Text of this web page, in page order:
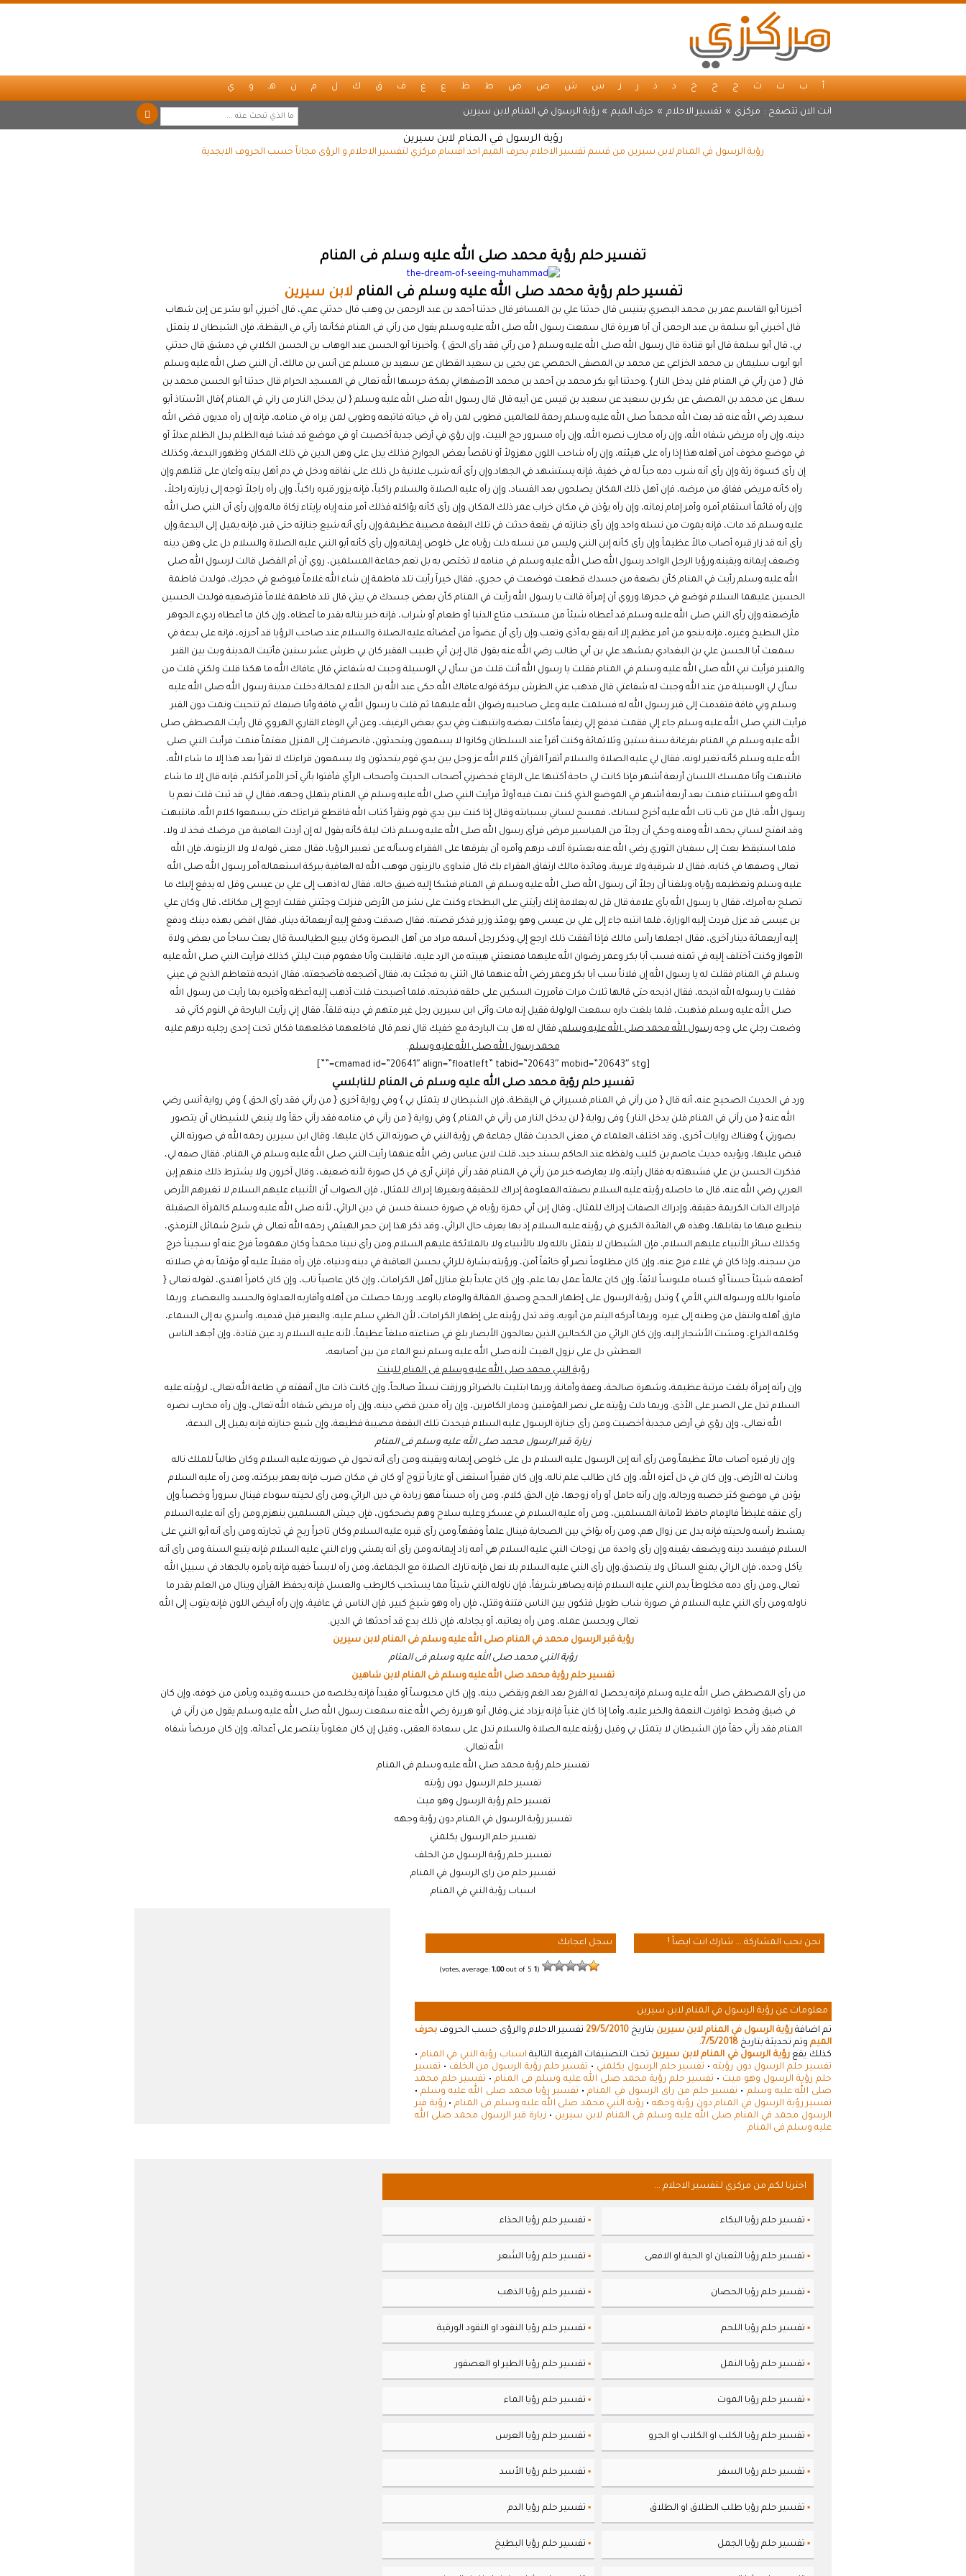
أ ب ت ث ج ح خ د ذ ر ز س ش ص ض ط ظ ع غ ف ق ك ل م ن هـ و ي
انت الان تتصفح : مركزي » تفسير الاحلام » حرف الميم » رؤية الرسول في المنام لابن سيرين
رؤية الرسول في المنام لابن سيرين
رؤية الرسول في المنام لابن سيرين من قسم تفسير الاحلام بحرف الميم احد اقسام مركزي لتفسير الاحلام و الرؤى مجاناً حسب الحروف الابجدية
تفسير حلم رؤية محمد صلى الله عليه وسلم فى المنام
تفسير حلم رؤية محمد صلى الله عليه وسلم فى المنام لابن سيرين
أخبرنا أبو القاسم عمر بن محمد البصري بتنيس قال حدثنا علي بن المسافر قال حدثنا أحمد بن عبد الرحمن بن وهب قال حدثني عمي، قال أخبرني أبو بشر عن إبن شهاب
قال أخبرني أبو سلمة بن عبد الرحمن أن أبا هريرة قال سمعت رسول الله صلى الله عليه وسلم يقول من رآني في المنام فكأنما رآني في اليقظة، فإن الشيطان لا يتمثل
بي، قال أبو سلمة قال أبو قتادة قال رسول الله صلى الله عليه وسلم { من رآني فقد رأى الحق } .وأخبرنا أبو الحسن عبد الوهاب بن الحسن الكلابي في دمشق قال حدثني
أبو أيوب سليمان بن محمد الخزاعي عن محمد بن المصفى الحمصي عن يحيى بن سعيد القطان عن سعيد بن مسلم عن أنس بن مالك، أن النبي صلى الله عليه وسلم
قال { من رآني في المنام فلن يدخل النار } .وحدثنا أبو بكر محمد بن أحمد بن محمد الأصفهاني بمكة حرسها الله تعالى في المسجد الحرام قال حدثنا أبو الحسن محمد بن
سهل عن محمد بن المصفى عن بكر بن سعيد عن سعيد بن قيس عن أبيه قال قال رسول الله صلى الله عليه وسلم { لن يدخل النار من راني في المنام }قال الأستاذ أبو
سعيد رضي الله عنه قد بعث الله محمداً صلى الله عليه وسلم رحمة للعالمين فطوبى لمن رآه في حياته فاتبعه وطوبى لمن يراه في منامه، فإنه إن رآه مديون قضى الله
دينه، وإن رآه مريض شفاه الله، وإن رآه محارب نصره الله، وإن رآه مسرور حج البيت، وإن رؤي في أرض جدبة أخصبت أو في موضع قد فشا فيه الظلم بدل الظلم عدلاً أو
في موضع مخوف أمن أهله هذا إذا رآه على هيئته، وإن رآه شاحب اللون مهزولاً أو ناقصاً بعض الجوارح فذلك يدل على وهن الدين في ذلك المكان وظهور البدعة، وكذلك
إن رأى كسوة رثة.وإن رأى أنه شرب دمه حباً له في خفية، فإنه يستشهد في الجهاد.وإن رأى أنه شرب علانية دل ذلك على نفاقه ودخل في دم أهل بيته وأعان على قتلهم.وإن
رآه كأنه مريض ففاق من مرضه، فإن أهل ذلك المكان يصلحون بعد الفساد، وإن رآه عليه الصلاة والسلام راكباً، فإنه يزور قبره راكباً، وإن رآه راجلاً توجه إلى زيارته راجلاً،
وإن رآه قائماً استقام أمره وأمر إمام زمانه، وإن رآه يؤذن في مكان خراب عمر ذلك المكان.وإن رأى كأنه يؤاكله فذلك أمر منه إياه بإيتاء زكاة ماله.وإن رأى أن النبي صلى الله
عليه وسلم قد مات، فإنه يموت من نسله واحد.وإن رأى جنازته في بقعة حدثت في تلك البقعة مصيبة عظيمة.وإن رأى أنه شيع جنازته حتى قبر، فإنه يميل إلى البدعة.وإن
رأى أنه قد زار قبره أصاب مالاً عظيماً.وإن رأى كأنه إبن النبي وليس من نسله دلت رؤياه على خلوص إيمانه.وإن رأى كأنه أبو النبي عليه الصلاة والسلام دل على وهن دينه
وضعف إيمانه ويقينه.ورؤيا الرجل الواحد رسول الله صلى الله عليه وسلم في منامه لا تختص به بل تعم جماعة المسلمين، روي أن أم الفضل قالت لرسول الله صلى
الله عليه وسلم رأيت في المنام كأن بضعة من جسدك قطعت فوضعت في حجري، فقال خيراً رأيت تلد فاطمة إن شاء الله غلاماً فيوضع في حجرك، فولدت فاطمة
الحسين عليهما السلام فوضع في حجرها.وروي أن إمرأة قالت يا رسول الله رأيت في المنام كأن بعض جسدك في بيتي قال تلد فاطمة غلاماً فترضعيه فولدت الحسين
فأرضعته.وإن رأى النبي صلى الله عليه وسلم قد أعطاه شيئاً من مستحب متاع الدنيا أو طعام أو شراب، فإنه خير يناله بقدر ما أعطاه، وإن كان ما أعطاه رديء الجوهر
مثل البطيخ وغيره، فإنه ينجو من أمر عظيم إلا أنه يقع به أذى وتعب.وإن رأى أن عضواً من أعضائه عليه الصلاة والسلام عند صاحب الرؤيا قد أحرزه، فإنه على بدعة في
سمعت أبا الحسن علي بن البغدادي بمشهد علي بن أبي طالب رضي الله عنه يقول قال إبن أبي طبيب الفقير كان بي طرش عشر سنين فأتيت المدينة وبت بين القبر
والمنبر فرأيت نبي الله صلى الله عليه وسلم في المنام فقلت يا رسول الله أنت قلت من سأل لي الوسيلة وجبت له شفاعتي قال عافاك الله ما هكذا قلت ولكني قلت من
سأل لي الوسيلة من عند الله وجبت له شفاعتي قال فذهب عني الطرش ببركة قوله عافاك الله.حكى عبد الله بن الجلاء لمحالة دخلت مدينة رسول الله صلى الله عليه
وسلم وبي فاقة فتقدمت إلى قبر رسول الله له فسلمت عليه وعلى صاحبيه رضوان الله عليهما ثم قلت يا رسول الله بي فاقة وأنا ضيفك ثم تنحيت ونمت دون القبر
فرأيت النبي صلى الله عليه وسلم جاء إلي فقمت فدفع إلي رغيفاً فأكلت بعضه وانتبهت وفي يدي بعض الرغيف، وعن أبي الوفاء القاري الهروي قال رأيت المصطفى صلى
الله عليه وسلم في المنام بفرغانة سنة ستين وثلاثمائة وكنت أقرأ عند السلطان وكانوا لا يسمعون ويتحدثون، فانصرفت إلى المنزل مغتماً فنمت فرأيت النبي صلى
الله عليه وسلم كأنه تغير لونه، فقال لي عليه الصلاة والسلام أتقرأ القرآن كلام الله عز وجل بين يدي قوم يتحدثون ولا يسمعون قراءتك لا تقرأ بعد هذا إلا ما شاء الله،
فانتبهت وأنا ممسك اللسان أربعة أشهر فإذا كانت لي حاجة أكتبها على الرقاع فحضرني أصحاب الحديث وأصحاب الرأي فأفتوا بأني آخر الأمر أتكلم، فإنه قال إلا ما شاء
الله وهو استثناء فنمت بعد أربعة أشهر في الموضع الذي كنت نمت فيه أولاً فرأيت النبي صلى الله عليه وسلم في المنام يتهلل وجهه، فقال لي قد ثبت قلت نعم يا
رسول الله، قال من تاب تاب الله عليه أخرج لسانك، فمسح لساني بسبابته وقال إذا كنت بين يدي قوم وتقرأ كتاب الله فاقطع قراءتك حتى يسمعوا كلام الله، فانتبهت
وقد انفتح لساني بحمد الله ومنه.وحكي أن رجلاً من المياسير مرض فرأى رسول الله صلى الله عليه وسلم ذات ليلة كأنه يقول له إن أردت العافية من مرضك فخذ لا ولا،
فلما استيقظ بعث إلى سفيان الثوري رضي الله عنه بعشرة آلاف درهم وأمره أن يفرقها على الفقراء وسأله عن تعبير الرؤيا، فقال معنى قوله لا ولا الزيتونة، فإن الله
تعالى وصفها في كتابه، فقال لا شرقية ولا غربية، وفائدة مالك ارتفاق الفقراء بك قال فتداوى بالزيتون فوهب الله له العافية ببركة استعماله أمر رسول الله صلى الله
عليه وسلم وتعظيمه رؤياه.وبلغنا أن رجلاً أتى رسول الله صلى الله عليه وسلم في المنام فشكا إليه ضيق حاله، فقال له اذهب إلى علي بن عيسى وقل له يدفع إليك ما
تصلح به أمرك، فقال يا رسول الله بأي علامة قال قل له بعلامة إنك رأيتني على البطحاء وكنت على نشز من الأرض فنزلت وجئتني فقلت ارجع إلى مكانك، قال وكان علي
بن عيسى قد عزل فردت إليه الوزارة، فلما انتبه جاء إلى علي بن عيسى وهو يومئذ وزير فذكر قصته، فقال صدقت ودفع إليه أربعمائة دينار، فقال اقض بهذه دينك ودفع
إليه أربعمائة دينار أخرى، فقال اجعلها رأس مالك فإذا أنفقت ذلك ارجع إلي.وذكر رجل أسمه مراد من أهل البصرة وكان يبيع الطيالسة قال بعث ساجاً من بعض ولاة
الأهواز وكنت أختلف إليه في ثمنه فسب أبا بكر وعمر رضوان الله عليهما فمنعتني هيبته من الرد عليه، فانقلبت وأنا مغموم فبت ليلتي كذلك فرأيت النبي صلى الله عليه
وسلم في المنام فقلت له يا رسول الله إن فلاناً سب أبا بكر وعمر رضي الله عنهما قال ائتني به فجئت به، فقال أضجعه فأضجعته، فقال اذبحه فتعاظم الذبح في عيني
فقلت يا رسوله الله اذبحه، فقال اذبحه حتى قالها ثلاث مرات فأمررت السكين على حلقه فذبحته، فلما أصبحت قلت أذهب إليه أعظه وأخبره بما رأيت من رسول الله
صلى الله عليه وسلم فذهبت، فلما بلغت داره سمعت الولولة فقيل إنه مات.وأتى ابن سيرين رجل غير متهم في دينه قلقاً، فقال إني رأيت البارحة في النوم كأني قد
وضعت رجلي على وجه رسول الله محمد صلى الله عليه وسلم، فقال له هل بت البارحة مع خفيك قال نعم قال فاخلعهما فخلعهما فكان تحت إحدى رجليه درهم عليه
محمد رسول الله صلى الله عليه وسلم.
[cmamad id=”20641″ align=”floatleft” tabid=”20643″ mobid=”20643″ stg=””]
تفسير حلم رؤية محمد صلى الله عليه وسلم فى المنام للنابلسي
ورد في الحديث الصحيح عنه، أنه قال { من رآني في المنام فسيراني في اليقظة، فإن الشيطان لا يتمثل بي } وفي رواية أخرى { من رآني فقد رأى الحق } وفي رواية أنس رضي
الله عنه { من رآني في المنام فلن يدخل النار } وفى رواية { لن يدخل النار من رآني في المنام } وفي رواية { من رآني في منامه فقد رآني حقاً ولا ينبغي للشيطان أن يتصور
بصورتي } وهناك روايات أخرى، وقد اختلف العلماء في معنى الحديث فقال جماعة هي رؤية النبي في صورته التي كان عليها، وقال ابن سيرين رحمه الله في صورته التي
قبض عليها، ويؤيده حديث عاصم بن كليب ولفظه عند الحاكم بسند جيد، قلت لابن عباس رضي الله عنهما رأيت النبي صلى الله عليه وسلم في المنام، فقال صفه لي،
فذكرت الحسن بن علي فشبهته به فقال رأيته، ولا يعارضه خبر من رآني في المنام فقد رآني فإنني أرى في كل صورة لأنه ضعيف، وقال آخرون ولا يشترط ذلك منهم إبن
العربي رضي الله عنه، قال ما حاصله رؤيته عليه السلام بصفته المعلومة إدراك للحقيقة وبغيرها إدراك للمثال، فإن الصواب أن الأنبياء عليهم السلام لا تغيرهم الأرض
فإدراك الذات الكريمة حقيقة، وإدراك الصفات إدراك للمثال، وقال إبن أبي حمزة رؤياه في صورة حسنة حسن في دين الرائي، لأنه صلى الله عليه وسلم كالمرآة الصقيلة
ينطبع فيها ما يقابلها، وهذه هي الفائدة الكبرى في رؤيته عليه السلام إذ بها يعرف حال الرائي، وقد ذكر هذا إبن حجر الهيثمي رحمه الله تعالى في شرح شمائل الترمذي،
وكذلك سائر الأنبياء عليهم السلام، فإن الشيطان لا يتمثل بالله ولا بالأنبياء ولا بالملائكة عليهم السلام.ومن رأى نبينا محمداً وكان مهموماً فرج عنه أو سجيناً خرج
من سجنه، وإذا كان في غلاء فرج عنه، وإن كان مظلوماً نصر أو خائفاً أمن، ورؤيته بشارة للرائي بحسن العاقبة في دينه ودنياه، فإن رآه مقبلاً عليه أو مؤتماً به في صلاته
أطعمه شيئاً حسناً أو كساه ملبوساً لائقاً، وإن كان عالماً عمل بما علم، وإن كان عابداً بلغ منازل أهل الكرامات، وإن كان عاصياً تاب، وإن كان كافراً اهتدى، لقوله تعالى {
فآمنوا بالله ورسوله النبي الأمي } وتدل رؤية الرسول على إظهار الحجج وصدق المقالة والوفاء بالوعد. وربما حصلت من أهله وأقاربه العداوة والحسد والبغضاء. وربما
فارق أهله وانتقل من وطنه إلى غيره. وربما أدركه اليتم من أبويه، وقد تدل رؤيته على إظهار الكرامات، لأن الظبي سلم عليه، والبعير قبل قدميه، وأسري به إلى السماء،
وكلمه الذراع، ومشت الأشجار إليه، وإن كان الرائي من الكحالين الذين يعالجون الأبصار بلغ في صناعته مبلغاً عظيماً، لأنه عليه السلام رد عين قتادة، وإن أجهد الناس
العطش دل على نزول الغيث لأنه صلى الله عليه وسلم نبع الماء من بين أصابعه،
رؤية النبي محمد صلى الله عليه وسلم فى المنام للبنت
وإن رأته إمرأة بلغت مرتبة عظيمة، وشهرة صالحة، وعفة وأمانة. وربما ابتليت بالضرائر ورزقت نسلاً صالحاً، وإن كانت ذات مال أنفقته في طاعة الله تعالى، لرؤيته عليه
السلام تدل على الصبر على الأذى. وربما دلت رؤيته على نصر المؤمنين ودمار الكافرين، وإن رآه مدين قضي دينه، وإن رآه مريض شفاه الله تعالى، وإن رآه محارب نصره
الله تعالى، وإن رؤي في أرض مجدبة أخصبت.ومن رأى جنازة الرسول عليه السلام فيحدث تلك البقعة مصيبة فظيعة، وإن شيع جنازته فإنه يميل إلى البدعة،
زيارة قبر الرسول محمد صلى الله عليه وسلم فى المنام
وإن زار قبره أصاب مالاً عظيماً.ومن رأى أنه إبن الرسول عليه السلام دل على خلوص إيمانه ويقينه.ومن رأى أنه تحول في صورته عليه السلام وكان طالباً للملك ناله
ودانت له الأرض، وإن كان في ذل أعزه الله، وإن كان طالب علم ناله، وإن كان فقيراً استغنى أو عازباً تزوج أو كان في مكان ضرب فإنه يعمر ببركته، ومن رآه عليه السلام
يؤذن في موضع كثر خصبه ورجاله، وإن رأته حامل أو رآه زوجها، فإن الحق كلام، ومن رآه حسناً فهو زيادة في دين الرائي.ومن رأى لحيته سوداء فينال سروراً وخصباً.وإن
رأى عنقه غليظاً فالإمام حافظ لأمانة المسلمين، ومن رآه عليه السلام في عسكر وعليه سلاح وهم يضحكون، فإن جيش المسلمين ينهزم.ومن رأى أنه عليه السلام
يمشط رأسه ولحيته فإنه يدل عن زوال هم، ومن رآه يؤاخي بين الصحابة فينال علماً وفقهاً.ومن رأى قبره عليه السلام وكان تاجراً ربح في تجارته.ومن رأى أنه أبو النبي على
السلام فيفسد دينه ويضعف يقينه.وإن رأى واحدة من زوجات النبي عليه السلام هي أمه زاد إيمانه.ومن رأى أنه يمشي وراء النبي عليه السلام فإنه يتبع السنة.ومن رأى أنه
يأكل وحده، فإن الرائي يمنع السائل ولا يتصدق.وإن رأى النبي عليه السلام بلا نعل فإنه تارك الصلاة مع الجماعة، ومن رآه لابساً خفيه فإنه يأمره بالجهاد في سبيل الله
تعالى.ومن رأى دمه مخلوطاً بدم النبي عليه السلام فإنه يصاهر شريفاً، فإن ناوله النبي شيئاً مما يستحب كالرطب والعسل فإنه يحفظ القرآن وينال من العلم بقدر ما
ناوله.ومن رأى النبي عليه السلام في صورة شاب طويل فتكون بين الناس فتنة وقتل، فإن رآه وهو شيخ كبير، فإن الناس في عافية، وإن رآه أبيض اللون فإنه يتوب إلى الله
تعالى ويحسن عمله، ومن رآه يعاتبه، أو يجادله، فإن ذلك بدع قد أحدثها في الدين.
رؤية قبر الرسول محمد في المنام صلى الله عليه وسلم فى المنام لابن سيرين
رؤية النبي محمد صلى الله عليه وسلم فى المنام
تفسير حلم رؤية محمد صلى الله عليه وسلم فى المنام لابن شاهين
من رأى المصطفى صلى الله عليه وسلم فإنه يحصل له الفرج بعد الغم ويقضى دينه، وإن كان محبوساً أو مقيداً فإنه يخلصه من حبسه وقيده ويأمن من خوفه، وإن كان
في ضيق وقحط توافرت النعمة والخير عليه، وأما إذا كان غنياً فإنه يزداد غنى.وقال أبو هريرة رضي الله عنه سمعت رسول الله صلى الله عليه وسلم يقول من رآني في
المنام فقد رآني حقاً فإن الشيطان لا يتمثل بي وقيل رؤيته عليه الصلاة والسلام تدل على سعادة العقبى، وقيل إن كان مغلوباً ينتصر على أعدائه، وإن كان مريضاً شفاه
الله تعالى.
تفسير حلم رؤية محمد صلى الله عليه وسلم فى المنام
تفسير حلم الرسول دون رؤيته
تفسير حلم رؤية الرسول وهو ميت
تفسير رؤية الرسول في المنام دون رؤية وجهه
تفسير حلم الرسول يكلمني
تفسير حلم رؤية الرسول من الخلف
تفسير حلم من راى الرسول في المنام
اسباب رؤية النبي في المنام
نحن نحب المشاركة ... شارك انت ايضاً ! سجل اعجابك
(
1
1.00out of 5)
معلومات عن رؤية الرسول في المنام لابن سيرين
تم اضافة رؤية الرسول في المنام لابن سيرين بتاريخ 29/5/2010 تفسير الاحلام والرؤى حسب الحروف بحرف
الميم وتم تحديثة بتاريخ 7/5/2018
.
كذلك يقعرؤية الرسول في المنام لابن سيرين تحت التصنيفات الفرعية التالية اسباب رؤية النبي في المنام •
تفسير حلم الرسول دون رؤيته • تفسير حلم الرسول يكلمني • تفسير حلم رؤية الرسول من الخلف • تفسير
حلم رؤية الرسول وهو ميت • تفسير حلم رؤية محمد صلى الله عليه وسلم فى المنام • تفسير حلم محمد
صلى الله عليه وسلم • تفسير حلم من راى الرسول في المنام• تفسير رؤيا محمد صلى الله عليه وسلم•
تفسير رؤية الرسول في المنام دون رؤية وجهه • رؤية النبي محمد صلى الله عليه وسلم فى المنام • رؤية قبر
الرسول محمد في المنام صلى الله عليه وسلم فى المنام لابن سيرين • زيارة قبر الرسول محمد صلى الله
عليه وسلم فى المنام
اخترنا لكم من مركزي لـتفسير الاحلام ...
▪ تفسير حلم رؤيا البكاء ▪ تفسير حلم رؤيا الحذاء
▪ تفسير حلم رؤيا الثعبان او الحية او الافعى ▪ تفسير حلم رؤيا الشَعر
▪ تفسير حلم رؤيا الحصان ▪ تفسير حلم رؤيا الذهب
▪ تفسير حلم رؤيا اللحم ▪ تفسير حلم رؤيا النقود او النقود الورقية
▪ تفسير حلم رؤيا النمل ▪ تفسير حلم رؤيا الطير او العصفور
▪ تفسير حلم رؤيا الموت ▪ تفسير حلم رؤيا الماء
▪ تفسير حلم رؤيا الكلب او الكلاب او الجرو ▪ تفسير حلم رؤيا العرس
▪ تفسير حلم رؤيا السفر ▪ تفسير حلم رؤيا الأسد
▪ تفسير حلم رؤيا طلب الطلاق او الطلاق ▪ تفسير حلم رؤيا الدم
▪ تفسير حلم رؤيا الجمل ▪ تفسير حلم رؤيا البطيخ